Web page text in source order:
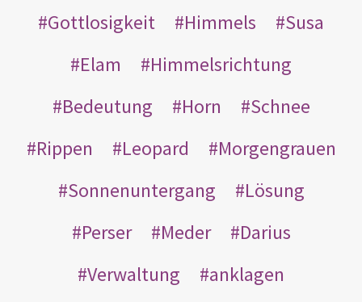
Gottlosigkeit
Himmels
Susa
Elam
Himmelsrichtung
Bedeutung
Horn
Schnee
Rippen
Leopard
Morgengrauen
Sonnenuntergang
Lösung
Perser
Meder
Darius
Verwaltung
anklagen